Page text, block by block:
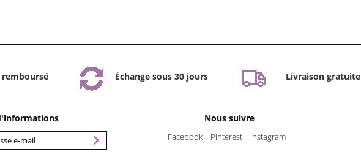
Échange sous 30 jours Livraison gratuite
Nous suivre
Facebook Pinterest Instagram